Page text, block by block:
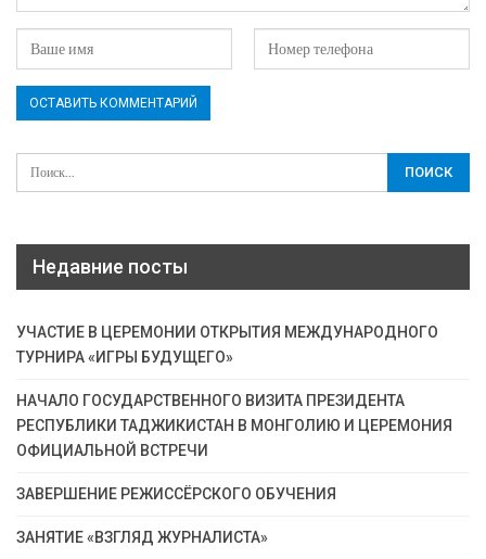
Недавние посты
УЧАСТИЕ В ЦЕРЕМОНИИ ОТКРЫТИЯ МЕЖДУНАРОДНОГО
ТУРНИРА «ИГРЫ БУДУЩЕГО»
НАЧАЛО ГОСУДАРСТВЕННОГО ВИЗИТА ПРЕЗИДЕНТА
РЕСПУБЛИКИ ТАДЖИКИСТАН В МОНГОЛИЮ И ЦЕРЕМОНИЯ
ОФИЦИАЛЬНОЙ ВСТРЕЧИ
ЗАВЕРШЕНИЕ РЕЖИССЁРСКОГО ОБУЧЕНИЯ
ЗАНЯТИЕ «ВЗГЛЯД ЖУРНАЛИСТА»